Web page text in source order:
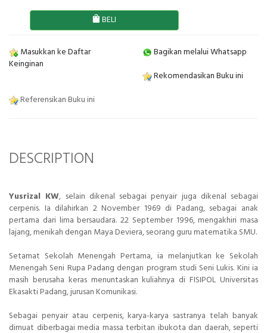
BELI
Masukkan ke Daftar
Keinginan
Bagikan melalui Whatsapp
Rekomendasikan Buku ini
Referensikan Buku ini
DESCRIPTION
Yusrizal KW, selain dikenal sebagai penyair juga dikenal sebagai
cerpenis. Ia dilahirkan 2 November 1969 di Padang, sebagai anak
pertama dari lima bersaudara. 22 September 1996, mengakhiri masa
lajang, menikah dengan Maya Deviera, seorang guru matematika SMU.
Setamat Sekolah Menengah Pertama, ia melanjutkan ke Sekolah
Menengah Seni Rupa Padang dengan program studi Seni Lukis. Kini ia
masih berusaha keras menuntaskan kuliahnya di FISIPOL Universitas
Ekasakti Padang, jurusan Komunikasi.
Sebagai penyair atau cerpenis, karya-karya sastranya telah banyak
dimuat diberbagai media massa terbitan ibukota dan daerah, seperti